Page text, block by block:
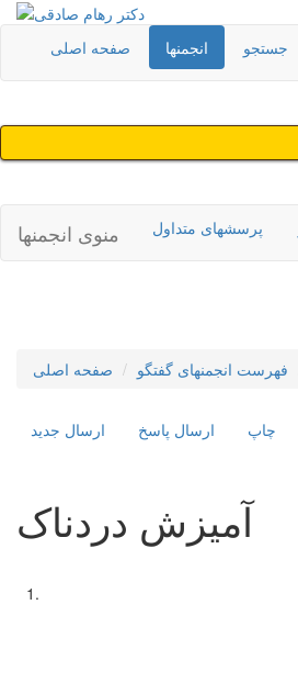
صفحه اصلی انجمنها جستجو
منوی انجمنها پرسشهای متداول
صفحه اصلی فهرست انجمنهای گفتگو
ارسال جديد ارسال پاسخ چاپ
آمیزش دردناک